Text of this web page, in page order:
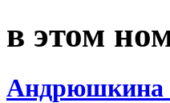
в этом
Андрюшкина